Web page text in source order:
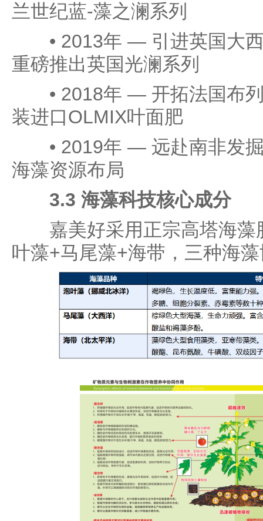
兰世纪蓝-藻之澜系列
• 2013年 — 引进英国大西
重磅推出英国光澜系列
• 2018年 — 开拓法国布列
装进口OLMIX叶面肥
• 2019年 — 远赴南非发掘
海藻资源布局
3.3 海藻科技核心成分
嘉美好采用正宗高塔海藻
叶藻+马尾藻+海带，三种海